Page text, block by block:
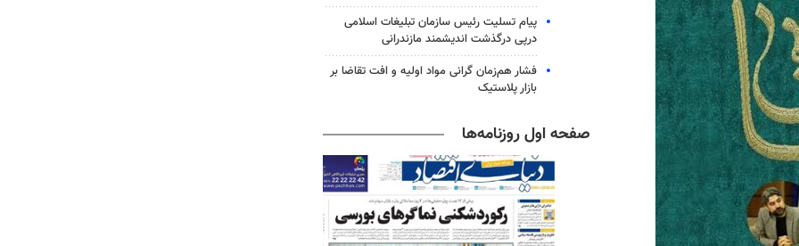
پیام تسلیت رئیس سازمان تبلیغات اسلامی
درپی درگذشت اندیشمند مازندرانی
فشار هم‌زمان گرانی مواد اولیه و افت تقاضا بر
بازار پلاستیک
صفحه اول روزنامه‌ها